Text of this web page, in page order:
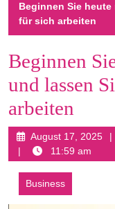
Beginnen Sie
für sich arbeiten
Beginnen
und lassen
arbeiten
August 17, 2025
11:59 am
Business